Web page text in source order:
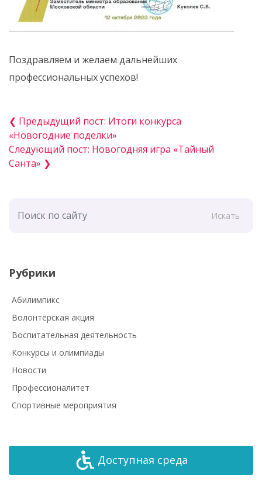
Поздравляем и желаем дальнейших
профессиональных успехов!
❮ Предыдущий пост: Итоги конкурса
«Новогодние поделки»
Следующий пост: Новогодняя игра «Тайный
Санта» ❯
Искать
Рубрики
Абилимпикс
Волонтёрская акция
Воспитательная деятельность
Конкурсы и олимпиады
Новости
Профессионалитет
Спортивные мероприятия
Доступная среда